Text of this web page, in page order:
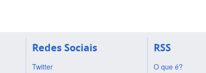
Redes Sociais
Twitter
RSS
O que é?